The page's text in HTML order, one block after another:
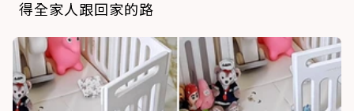
得全家人跟回家的路